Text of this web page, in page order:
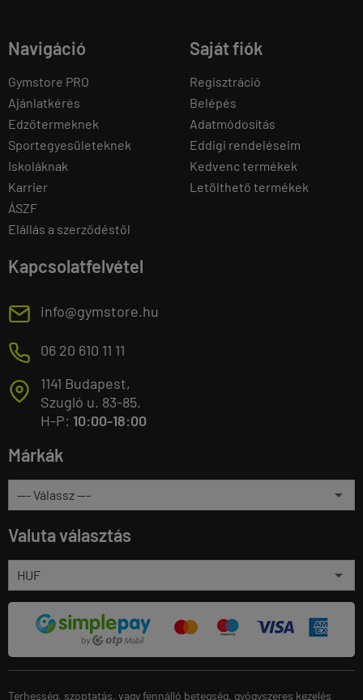
Navigáció
Gymstore PRO
Ajánlatkérés
Edzőtermeknek
Sportegyesületeknek
Iskoláknak
Karrier
ÁSZF
Elállás a szerződéstől
Saját fiók
Regisztráció
Belépés
Adatmódosítás
Eddigi rendeléseim
Kedvenc termékek
Letölthető termékek
Kapcsolatfelvétel
E info@gymstore.hu
M 06 20 610 11 11
T
1141 Budapest,
Szugló u. 83-85.
H-P: 10:00-18:00
Márkák
Valuta választás
Terhesség, szoptatás, vagy fennálló betegség, gyógyszeres kezelés